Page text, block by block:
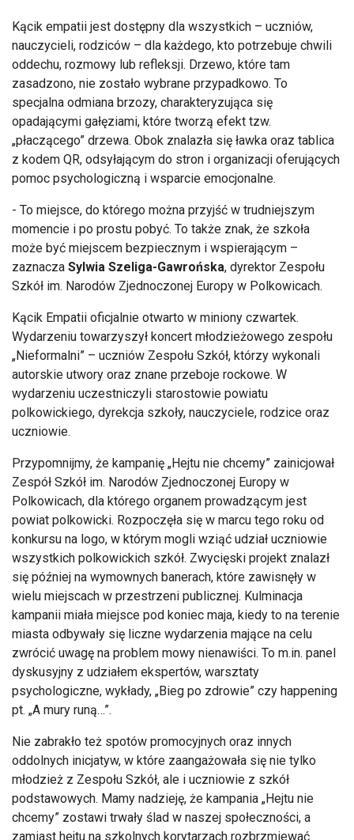
Kącik empatii jest dostępny dla wszystkich – uczniów,
nauczycieli, rodziców – dla każdego, kto potrzebuje chwili
oddechu, rozmowy lub refleksji. Drzewo, które tam
zasadzono, nie zostało wybrane przypadkowo. To
specjalna odmiana brzozy, charakteryzująca się
opadającymi gałęziami, które tworzą efekt tzw.
„płaczącego” drzewa. Obok znalazła się ławka oraz tablica
z kodem QR, odsyłającym do stron i organizacji oferujących
pomoc psychologiczną i wsparcie emocjonalne.
- To miejsce, do którego można przyjść w trudniejszym
momencie i po prostu pobyć. To także znak, że szkoła
może być miejscem bezpiecznym i wspierającym –
zaznacza Sylwia Szeliga-Gawrońska, dyrektor Zespołu
Szkół im. Narodów Zjednoczonej Europy w Polkowicach.
Kącik Empatii oficjalnie otwarto w miniony czwartek.
Wydarzeniu towarzyszył koncert młodzieżowego zespołu
„Nieformalni” – uczniów Zespołu Szkół, którzy wykonali
autorskie utwory oraz znane przeboje rockowe. W
wydarzeniu uczestniczyli starostowie powiatu
polkowickiego, dyrekcja szkoły, nauczyciele, rodzice oraz
uczniowie.
Przypomnijmy, że kampanię „Hejtu nie chcemy” zainicjował
Zespół Szkół im. Narodów Zjednoczonej Europy w
Polkowicach, dla którego organem prowadzącym jest
powiat polkowicki. Rozpoczęła się w marcu tego roku od
konkursu na logo, w którym mogli wziąć udział uczniowie
wszystkich polkowickich szkół. Zwycięski projekt znalazł
się później na wymownych banerach, które zawisnęły w
wielu miejscach w przestrzeni publicznej. Kulminacja
kampanii miała miejsce pod koniec maja, kiedy to na terenie
miasta odbywały się liczne wydarzenia mające na celu
zwrócić uwagę na problem mowy nienawiści. To m.in. panel
dyskusyjny z udziałem ekspertów, warsztaty
psychologiczne, wykłady, „Bieg po zdrowie” czy happening
pt. „A mury runą…”.
Nie zabrakło też spotów promocyjnych oraz innych
oddolnych inicjatyw, w które zaangażowała się nie tylko
młodzież z Zespołu Szkół, ale i uczniowie z szkół
podstawowych. Mamy nadzieję, że kampania „Hejtu nie
chcemy” zostawi trwały ślad w naszej społeczności, a
zamiast hejtu na szkolnych korytarzach rozbrzmiewać